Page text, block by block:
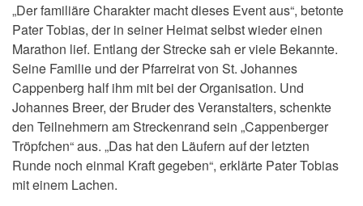
„Der familiäre Charakter macht dieses Event aus“, betonte
Pater Tobias, der in seiner Heimat selbst wieder einen
Marathon lief. Entlang der Strecke sah er viele Bekannte.
Seine Familie und der Pfarreirat von St. Johannes
Cappenberg half ihm mit bei der Organisation. Und
Johannes Breer, der Bruder des Veranstalters, schenkte
den Teilnehmern am Streckenrand sein „Cappenberger
Tröpfchen“ aus. „Das hat den Läufern auf der letzten
Runde noch einmal Kraft gegeben“, erklärte Pater Tobias
mit einem Lachen.